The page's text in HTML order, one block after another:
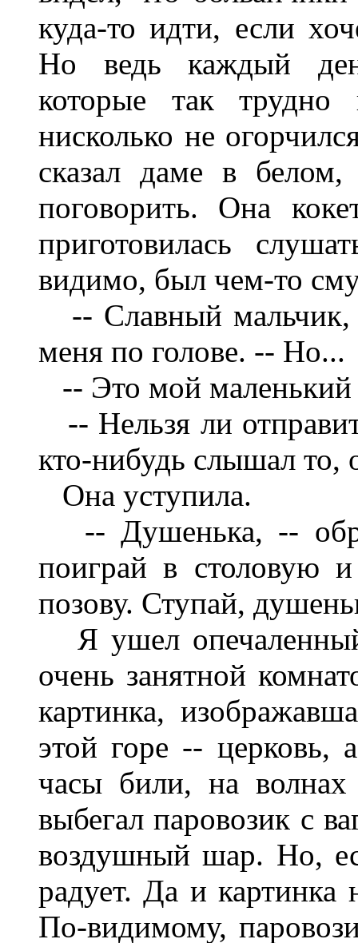
куда-то идти, если
Но ведь каждый
которые так трудно
нисколько не
сказал даме в
поговорить. Она
приготовилась
видимо, был чем-то
-- Славный мальчик,
меня по голове. -- Но...
-- Это мой маленький
-- Нельзя ли
кто-нибудь слышал то,
Она уступила.
-- Душенька, --
поиграй в столовую
позову. Ступай,
Я ушел
очень занятной
картинка,
этой горе -- церковь,
часы били, на волнах
выбегал паровозик с
воздушный шар. Но,
радует. Да и картинка
По-видимому,